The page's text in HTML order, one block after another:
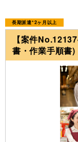
長期派遣*2ヶ月以上
【案件
書・作業手順書)